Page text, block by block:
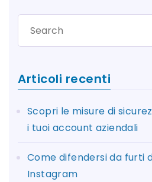
Articoli recenti
Scopri le misure di sicurezza per proteggere
i tuoi account aziendali
Come difendersi da furti d’identità su
Instagram